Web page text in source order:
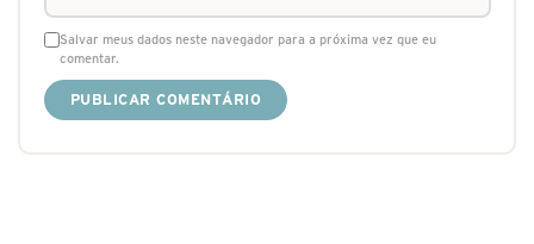
Salvar meus dados neste navegador para a próxima vez que eu
comentar.